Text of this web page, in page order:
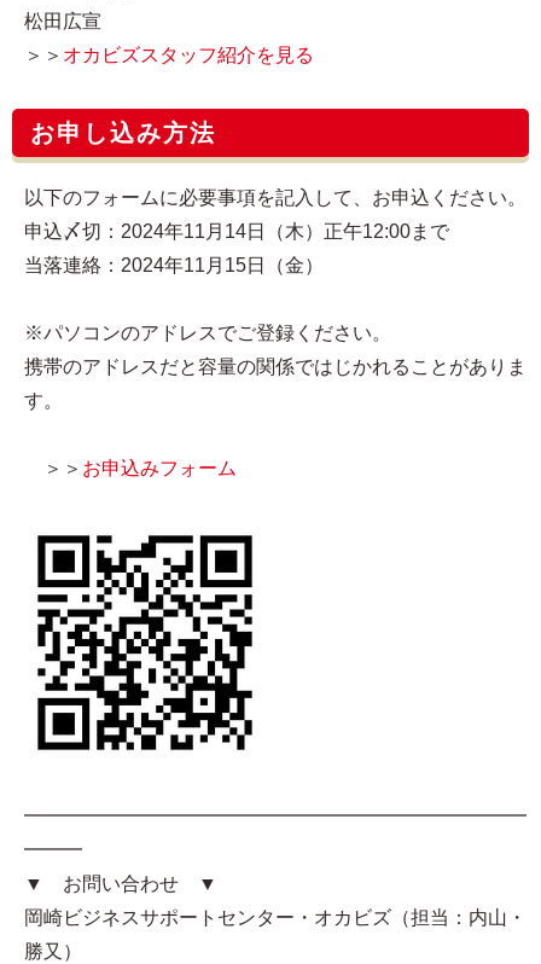
松田広宣
＞＞ オカビズスタッフ紹介を見る
お申し込み方法
以下のフォームに必要事項を記入して、お申込ください。
申込〆切：2024年11月14日（木）正午12:00まで
当落連絡：2024年11月15日（金）
※パソコンのアドレスでご登録ください。
携帯のアドレスだと容量の関係ではじかれることがありま
す。
＞＞ お申込みフォーム
━━━━━━━━━━━━━━━━━━━━━━━━━━
━━━
▼ お問い合わせ ▼
岡崎ビジネスサポートセンター・オカビズ（担当：内山・
勝又）